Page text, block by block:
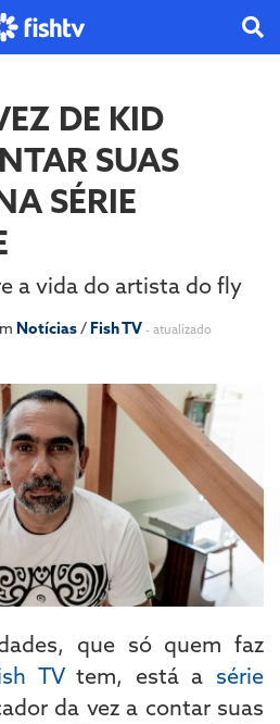
DE KID
SUAS
SÉRIE
a vida do artista do fly
Notícias/ Fish TV - atualizado
que só quem faz
TVtem, está a série
da vez a contar suas